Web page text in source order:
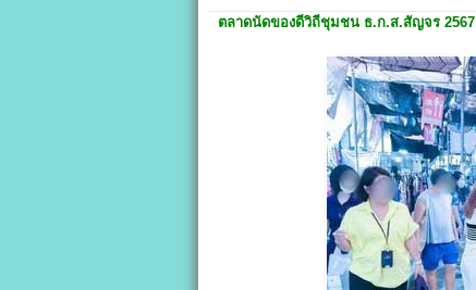
ตลาดนัดของดีวิถีชุมชน ธ.ก.ส.สัญจร 2567